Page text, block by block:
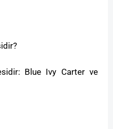
Blue Ivy Carter ve